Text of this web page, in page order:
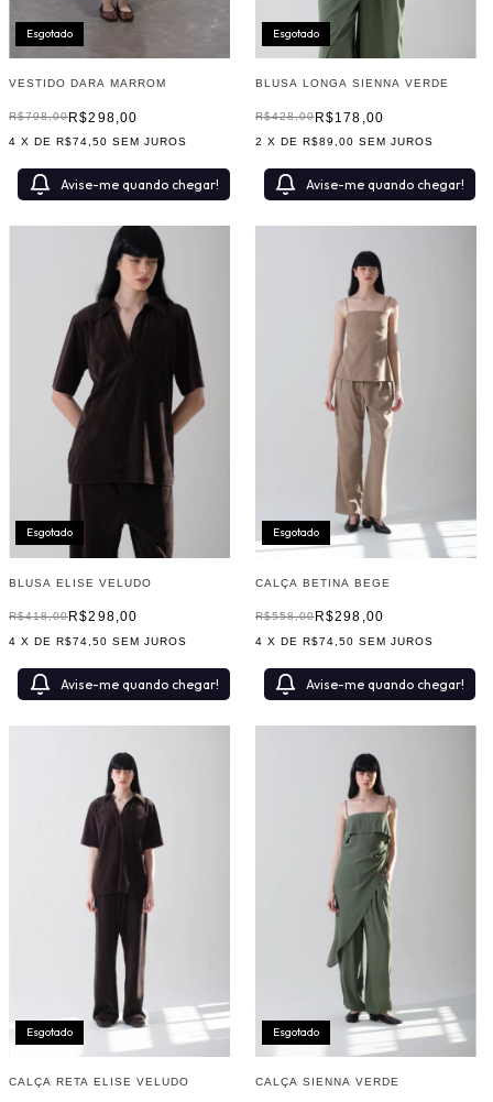
Esgotado
VESTIDO DARA MARROM
R$298,00
R$798,00
4 X DER$74,50 SEM JUROS
Avise-me quando chegar!
Esgotado
BLUSA LONGA SIENNA VERDE
R$178,00
R$428,00
2 X DE R$89,00 SEM JUROS
Avise-me quando chegar!
Esgotado
BLUSA ELISE VELUDO
R$298,00
R$418,00
4 X DER$74,50 SEM JUROS
Avise-me quando chegar!
Esgotado
CALÇA BETINA BEGE
R$298,00
R$558,00
4 X DE R$74,50 SEM JUROS
Avise-me quando chegar!
Esgotado
CALÇA RETA ELISE VELUDO
Esgotado
CALÇA SIENNA VERDE